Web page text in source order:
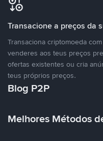
Transacione a preços da
Transaciona criptomoeda
venderes aos teus preços
ofertas existentes ou cria
teus próprios preços.
Blog P2P
Melhores Métodos